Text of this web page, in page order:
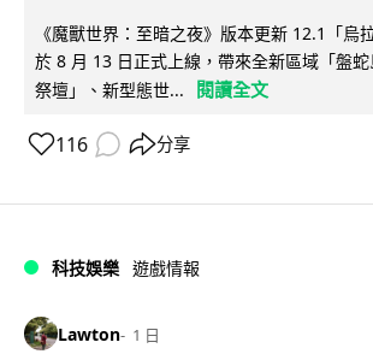
《魔獸世界：至暗之夜》版本更新 12.1「烏
於 8 月 13 日正式上線，帶來全新區域「盤
祭壇」、新型態世...
閱讀全文
116 分享
科技娛樂 遊戲情報
Lawton 1 日